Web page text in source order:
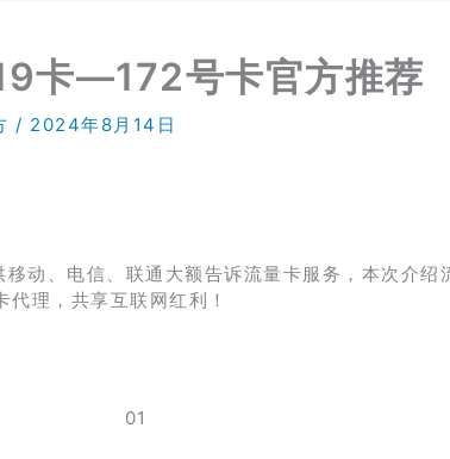
卡—172号卡官方推荐
/ 2024年8月14日
移动、电信、联通大额告诉流量卡服务，本次介
理，共享互联网红利！
01